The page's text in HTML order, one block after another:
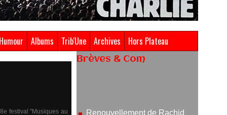
Humour Albums Trib'Une Archives Hors Plateau
festival "Musiques au
Brèves & Com
05/08/2026